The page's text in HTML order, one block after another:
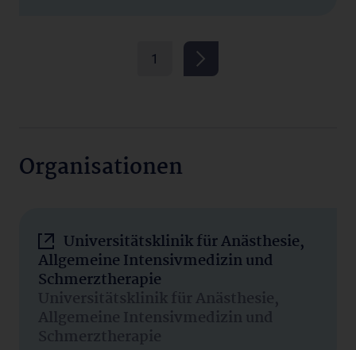
1
Organisationen
Universitätsklinik für Anästhesie,
Allgemeine Intensivmedizin und
Schmerztherapie
Universitätsklinik für Anästhesie,
Allgemeine Intensivmedizin und
Schmerztherapie